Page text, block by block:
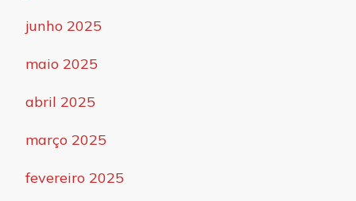
junho 2025
maio 2025
abril 2025
março 2025
fevereiro 2025